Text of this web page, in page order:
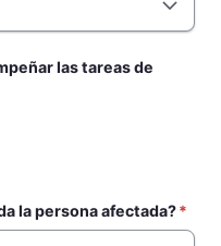
las tareas de
la persona afectada?